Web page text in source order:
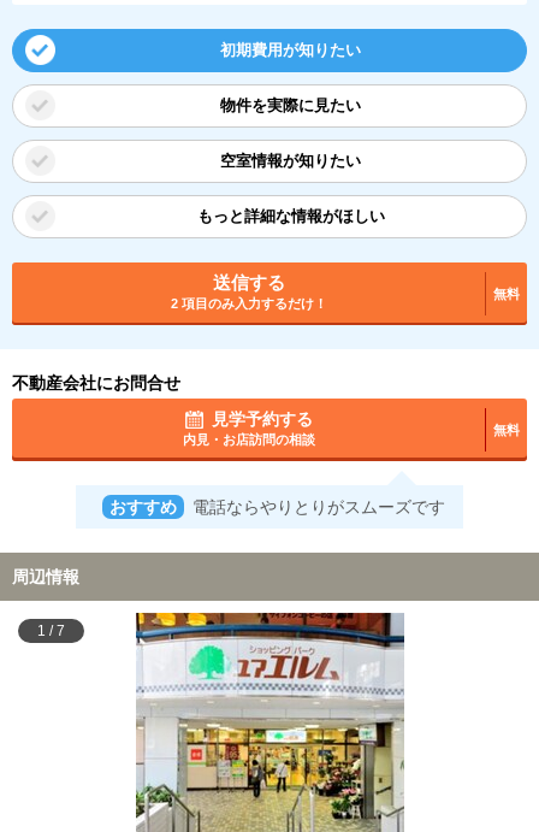
初期費用が知りたい
物件を実際に見たい
空室情報が知りたい
もっと詳細な情報がほしい
送信する
2 項目のみ入力するだけ！
無料
不動産会社にお問合せ
見学予約する
内見・お店訪問の相談
無料
おすすめ 電話ならやりとりがスムーズです
周辺情報
1 /7